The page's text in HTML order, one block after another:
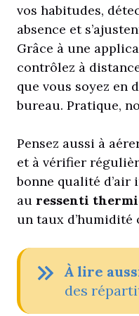
vos habitudes,
absence et
Grâce à une
contrôlez à
que vous soyez en
bureau. Pratique,
Pensez aussi à
et à vérifier
bonne qualité
au ressenti
un taux d’humidité
À lire
des